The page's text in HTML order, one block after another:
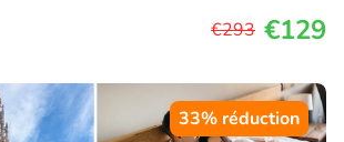
€293 €129
33% réduction